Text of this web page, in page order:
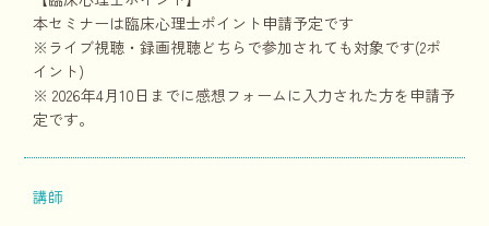
本セミナーは臨床心理士ポイント申請予定です
※ライブ視聴・録画視聴どちらで参加されても対象です(2ポ
イント)
※ 2026年4月10日までに感想フォームに入力された方を申請予
定です。
講師